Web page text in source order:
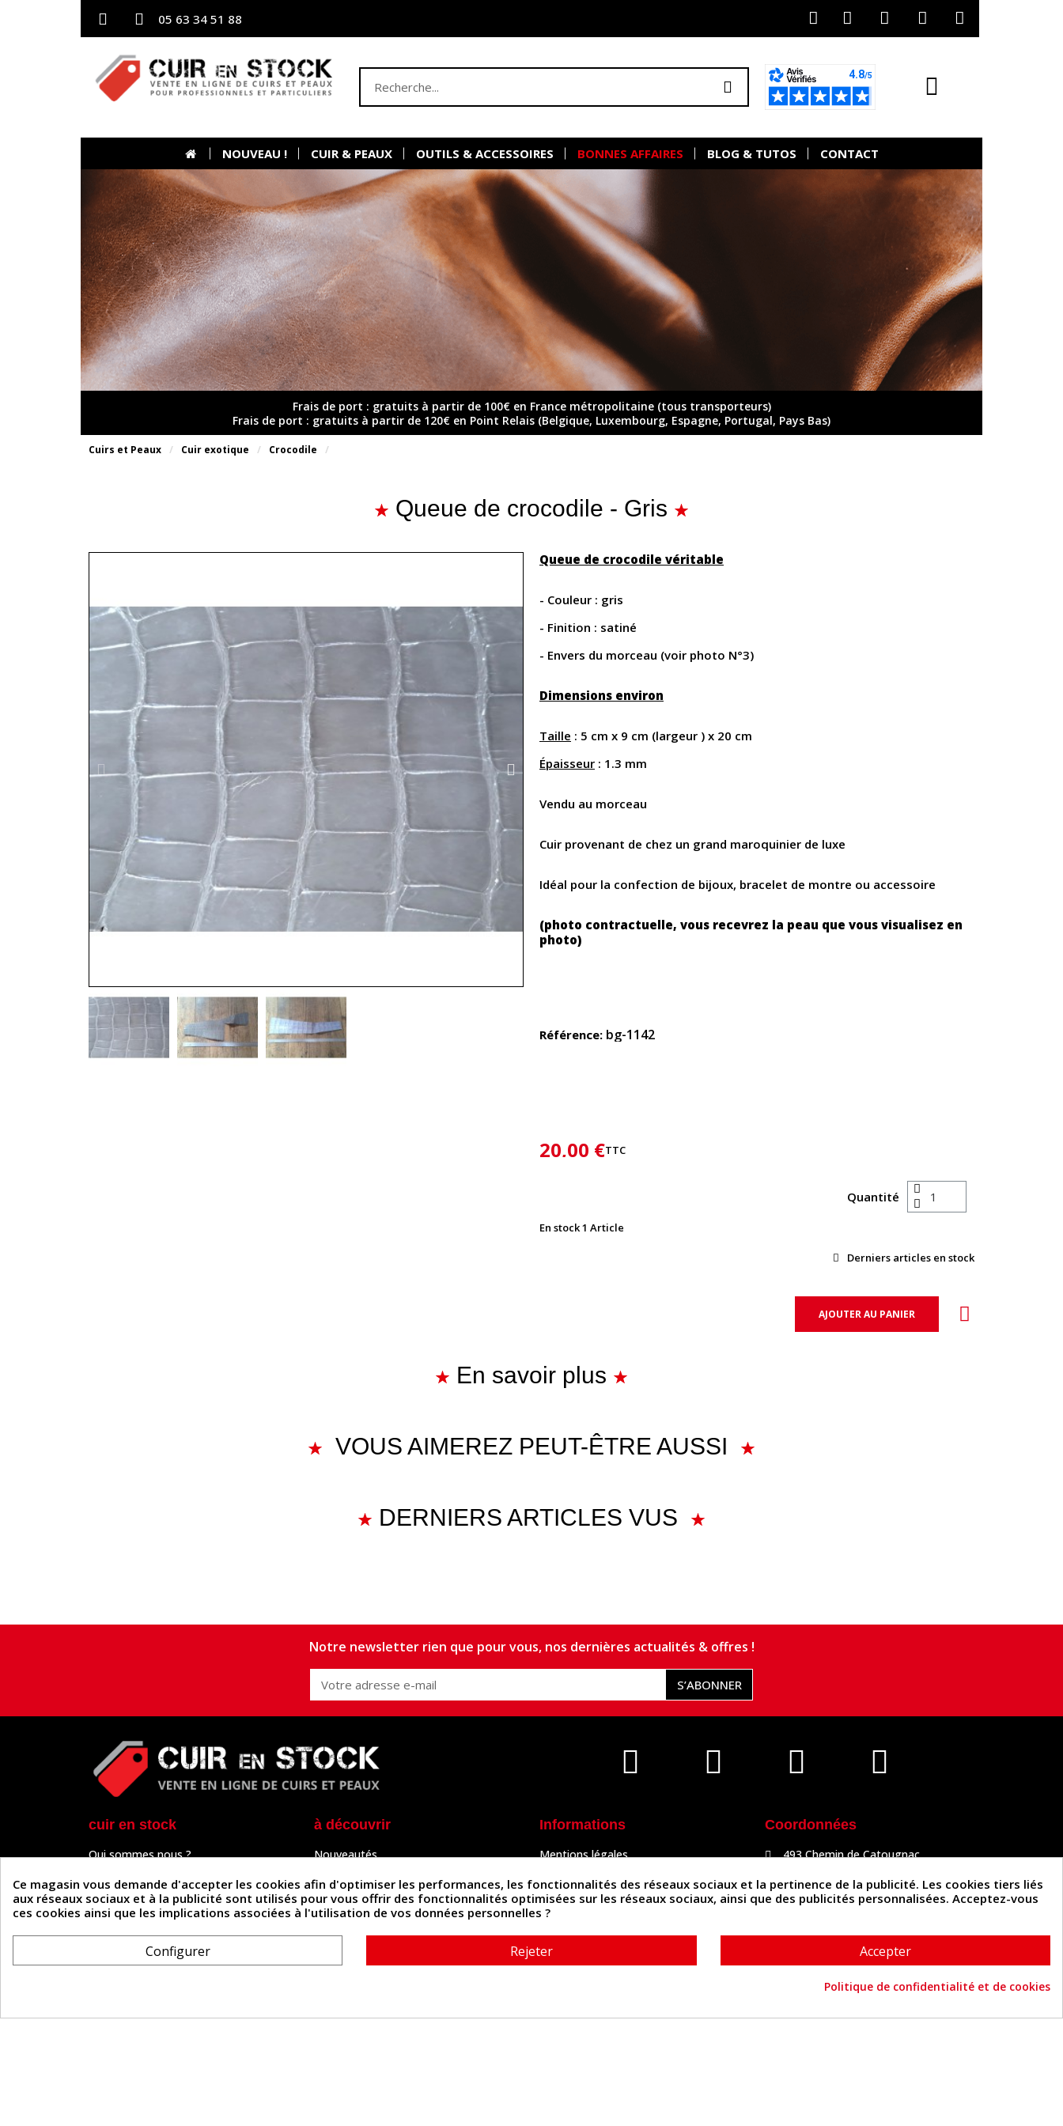
05 63 34 51 88
NOUVEAU ! CUIR & PEAUX OUTILS & ACCESSOIRES BONNES AFFAIRES BLOG & TUTOS CONTACT
Frais de port : gratuits à partir de 100€ en France métropolitaine (tous transporteurs)
Frais de port : gratuits à partir de 120€ en Point Relais (Belgique, Luxembourg, Espagne, Portugal, Pays Bas)
Cuirs et Peaux Cuir exotique Crocodile
Queue de crocodile - Gris
Queue de crocodile véritable
- Couleur : gris
- Finition : satiné
- Envers du morceau (voir photo N°3)
Dimensions environ
Taille : 5 cm x 9 cm (largeur ) x 20 cm
Épaisseur : 1.3 mm
Vendu au morceau
Cuir provenant de chez un grand maroquinier de luxe
Idéal pour la confection de bijoux, bracelet de montre ou accessoire
(photo contractuelle, vous recevrez la peau que vous visualisez en
photo)
Référence bg-1142
20,00 €TTC
Quantité
En stock1 Article
Derniers articles en stock
AJOUTER AU PANIER
En savoir plus
VOUS AIMEREZ PEUT-ÊTRE AUSSI
DERNIERS ARTICLES VUS
Notre newsletter rien que pour vous, nos dernières actualités & offres !
S’ABONNER
cuir en stock
Qui sommes nous ?
Paiement sécurisé
Un problème de connexion ?
Frais de livraison
Formulaire de rétractation
à découvrir
Nouveautés
Outils & Accessoires
Tutos
Actualités
Informations
Mentions légales
Politique de confidentialité
Politique des cookies
Contactez-nous
Coordonnées
493 Chemin de Catougnac
05 63 34 51 88
contact@cuirenstock.com
Ce magasin vous demande d'accepter les cookies afin d'optimiser les performances, les fonctionnalités des réseaux sociaux et la pertinence de la publicité. Les cookies tiers liés
aux réseaux sociaux et à la publicité sont utilisés pour vous offrir des fonctionnalités optimisées sur les réseaux sociaux, ainsi que des publicités personnalisées. Acceptez-vous
ces cookies ainsi que les implications associées à l'utilisation de vos données personnelles ?
Configurer Rejeter Accepter
Politique de confidentialité et de cookies